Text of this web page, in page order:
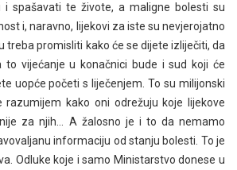
i spašavati te živote, a maligne bolesti su
i, naravno, lijekovi za iste su nevjerojatno
treba promisliti kako će se dijete izliječiti, da
to vijećanje u konačnici bude i sud koji će
uopće početi s liječenjem. To su milijonski
kako oni odrežuju koje lijekove
za njih… A žalosno je i to da nemamo
informaciju od stanju bolesti. To je
Odluke koje i samo Ministarstvo donese u